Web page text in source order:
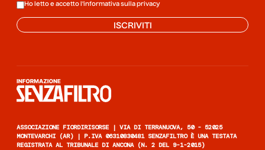
Ho letto e accetto l'informativa sulla privacy
ISCRIVITI
ASSOCIAZIONE FIORDIRISORSE | VIA DI TERRANUOVA, 50 - 52025
MONTEVARCHI (AR) | P.IVA 06310830481 SENZAFILTRO È UNA TESTATA
REGISTRATA AL TRIBUNALE DI ANCONA (N. 2 DEL 9-1-2015)